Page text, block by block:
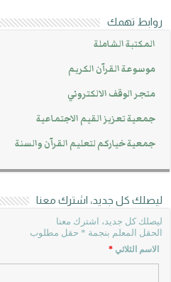
روابط تهمك
المكتبة الشاملة
موسوعة القرآن الكريم
متجر الوقف الالكتروني
جمعية تعزيز القيم الاجتماعية
جمعية خياركم لتعليم القرآن والسنة
ليصلك كل جديد، اشترك معنا
ليصلك كل جديد، اشترك معنا
الحقل المعلم بنجمة * حقل مطلوب
الاسم الثلاثي*